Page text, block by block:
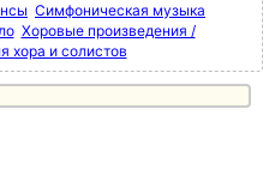
Симфоническая музыка
Хоровые произведения /
хора и солистов